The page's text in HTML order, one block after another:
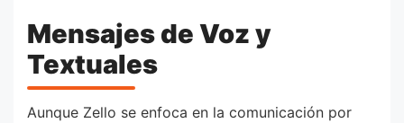
Mensajes de Voz y
Textuales
Aunque Zello se enfoca en la comunicación por